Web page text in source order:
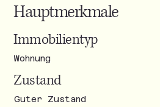
Hauptmerkmale
Immobilientyp
Wohnung
Zustand
Guter Zustand